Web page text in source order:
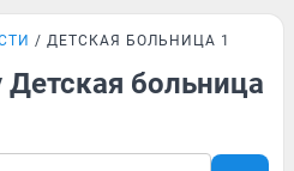
ДЕТСКАЯ БОЛЬНИЦА 1
Детская больница